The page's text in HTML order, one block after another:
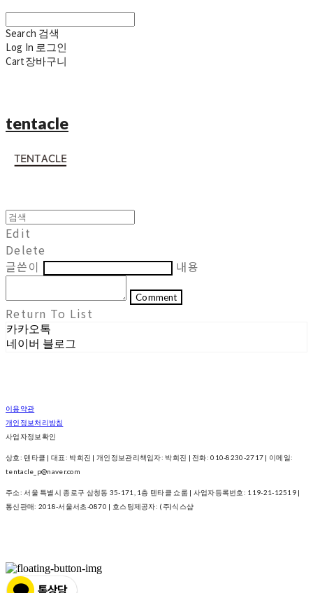
Search 검색
Log In 로그인
Cart장바구니
tentacle
Edit
Delete
글쓴이
내용
Comment
Return To List
카카오톡
네이버 블로그
이용약관
개인정보처리방침
사업자정보확인
상호: 텐타클 | 대표: 박희진 | 개인정보관리책임자: 박희진 | 전화: 010-8230-2717 | 이메일:
tentacle_p@naver.com
주소: 서울 특별시 종로구 삼청동 35-171, 1층 텐타클 쇼룸 | 사업자등록번호: 119-21-12519 |
통신판매: 2018-서울서초-0870 | 호스팅제공자: (주)식스샵